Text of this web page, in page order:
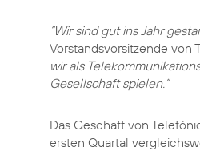
“Wir sind gut ins Jahr
Vorstandsvorsitzende von
wir als
Gesellschaft spielen.”
Das Geschäft von
ersten Quartal